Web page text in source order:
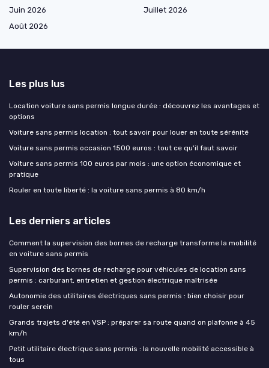
Juin 2026
Juillet 2026
Août 2026
Les plus lus
Location voiture sans permis longue durée : découvrez les avantages et
options
Voiture sans permis location : tout savoir pour louer en toute sérénité
Voiture sans permis occasion 1500 euros : tout ce qu'il faut savoir
Voiture sans permis 100 euros par mois : une option économique et
pratique
Rouler en toute liberté : la voiture sans permis à 80 km/h
Les derniers articles
Comment la supervision des bornes de recharge transforme la mobilité
en voiture sans permis
Supervision des bornes de recharge pour véhicules de location sans
permis : carburant, entretien et gestion électrique maîtrisée
Autonomie des utilitaires électriques sans permis : bien choisir pour
rouler serein
Grands trajets d'été en VSP : préparer sa route quand on plafonne à 45
km/h
Petit utilitaire électrique sans permis : la nouvelle mobilité accessible à
tous